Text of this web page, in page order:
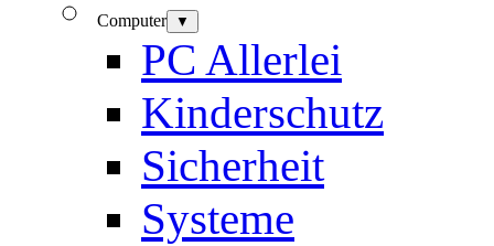
Computer ▼
PC Allerlei
Kinderschutz
Sicherheit
Systeme